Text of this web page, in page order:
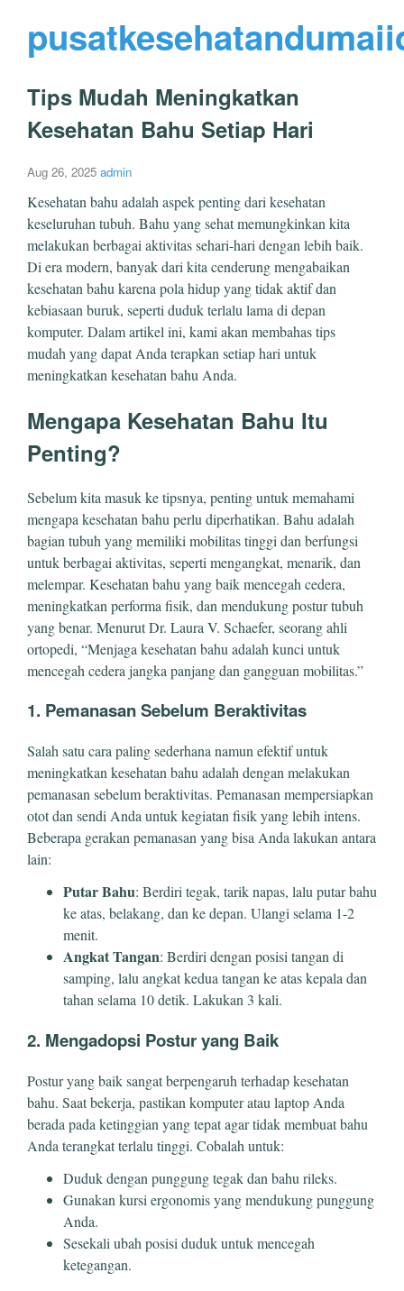
Tips Mudah Meningkatkan
Kesehatan Bahu Setiap Hari
Aug 26, 2025 admin
Kesehatan bahu adalah aspek penting dari kesehatan
keseluruhan tubuh. Bahu yang sehat memungkinkan kita
melakukan berbagai aktivitas sehari-hari dengan lebih baik.
Di era modern, banyak dari kita cenderung mengabaikan
kesehatan bahu karena pola hidup yang tidak aktif dan
kebiasaan buruk, seperti duduk terlalu lama di depan
komputer. Dalam artikel ini, kami akan membahas tips
mudah yang dapat Anda terapkan setiap hari untuk
meningkatkan kesehatan bahu Anda.
Mengapa Kesehatan Bahu Itu
Penting?
Sebelum kita masuk ke tipsnya, penting untuk memahami
mengapa kesehatan bahu perlu diperhatikan. Bahu adalah
bagian tubuh yang memiliki mobilitas tinggi dan berfungsi
untuk berbagai aktivitas, seperti mengangkat, menarik, dan
melempar. Kesehatan bahu yang baik mencegah cedera,
meningkatkan performa fisik, dan mendukung postur tubuh
yang benar. Menurut Dr. Laura V. Schaefer, seorang ahli
ortopedi, “Menjaga kesehatan bahu adalah kunci untuk
mencegah cedera jangka panjang dan gangguan mobilitas.”
1. Pemanasan Sebelum Beraktivitas
Salah satu cara paling sederhana namun efektif untuk
meningkatkan kesehatan bahu adalah dengan melakukan
pemanasan sebelum beraktivitas. Pemanasan mempersiapkan
otot dan sendi Anda untuk kegiatan fisik yang lebih intens.
Beberapa gerakan pemanasan yang bisa Anda lakukan antara
lain:
Putar Bahu: Berdiri tegak, tarik napas, lalu putar bahu
ke atas, belakang, dan ke depan. Ulangi selama 1-2
menit.
Angkat Tangan: Berdiri dengan posisi tangan di
samping, lalu angkat kedua tangan ke atas kepala dan
tahan selama 10 detik. Lakukan 3 kali.
2. Mengadopsi Postur yang Baik
Postur yang baik sangat berpengaruh terhadap kesehatan
bahu. Saat bekerja, pastikan komputer atau laptop Anda
berada pada ketinggian yang tepat agar tidak membuat bahu
Anda terangkat terlalu tinggi. Cobalah untuk:
Duduk dengan punggung tegak dan bahu rileks.
Gunakan kursi ergonomis yang mendukung punggung
Anda.
Sesekali ubah posisi duduk untuk mencegah
ketegangan.